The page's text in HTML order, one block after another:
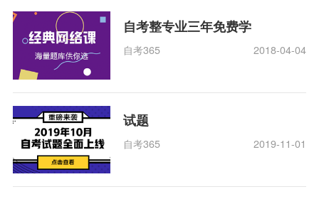
自考整专业三年免费学
自考365 2018-04-04
试题
自考365 2019-11-01